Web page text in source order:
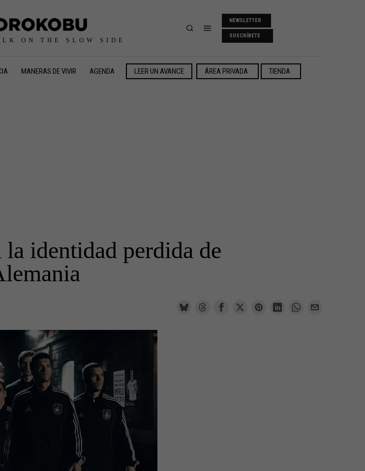
ON THE SLOW SIDE
NEWSLETTER
SUSCRÍBETE
MANERAS DE VIVIR AGENDA LEER UN AVANCE ÁREA PRIVADA TIENDA
identidad perdida de